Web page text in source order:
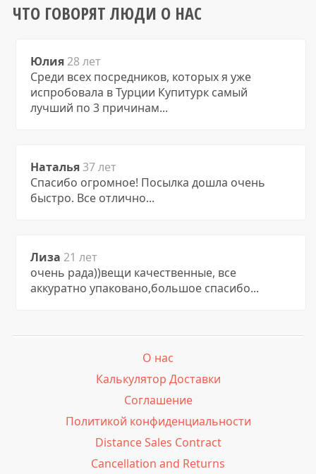
ЧТО ГОВОРЯТ ЛЮДИ О НАС
Юлия 28 лет
Среди всех посредников, которых я уже
испробовала в Турции Купитурк самый
лучший по 3 причинам...
Наталья37 лет
Спасибо огромное! Посылка дошла очень
быстро. Все отлично...
Лиза 21 лет
очень рада))вещи качественные, все
аккуратно упаковано,большое спасибо...
О нас
Калькулятор Доставки
Соглашение
Политикой конфиденциальности
Distance Sales Contract
Cancellation and Returns